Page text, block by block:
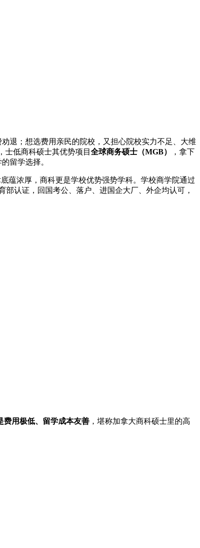
退；想选费用亲民的院校，又担心院校实力不足、大维
，士低商科硕士其优势项目 全球商务硕士（MGB）
，拿下
留学选择。
蕴浓厚，商科更是学校优势强势学科。学校商学院通过
认证，回国考公、落户、进国企大厂、外企均认可，
费用极低、留学成本友善 ，堪称加拿大商科硕士里的高